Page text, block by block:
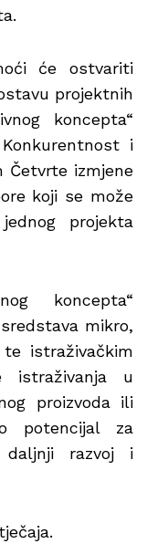
će ostvariti
projektnih
koncepta“
i
Četvrte izmjene
koji se može
projekta
koncepta“
mikro,
istraživačkim
istraživanja u
proizvoda ili
potencijal za
daljnji razvoj i